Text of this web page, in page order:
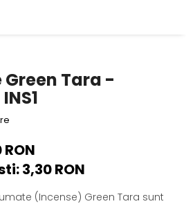
Tara -
3,30RON
(Incense) Green Tara sunt